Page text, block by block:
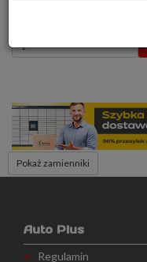
ilość
Pokaż zamienniki
Auto Plus
Regulamin